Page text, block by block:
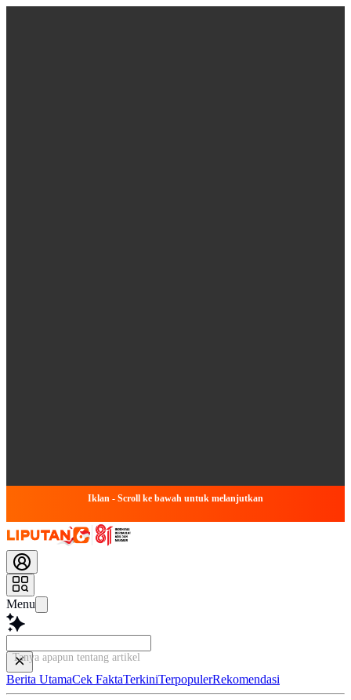
Iklan - Scroll ke bawah untuk melanjutkan
Menu
Tanya apapun tentang artikel ini...
Berita UtamaCek FaktaTerkiniTerpopulerRekomendasi